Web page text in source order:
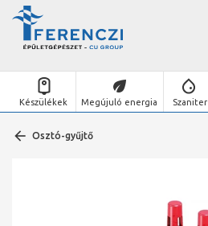
Készülékek Megújuló energia Szaniter
Osztó-gyűjtő